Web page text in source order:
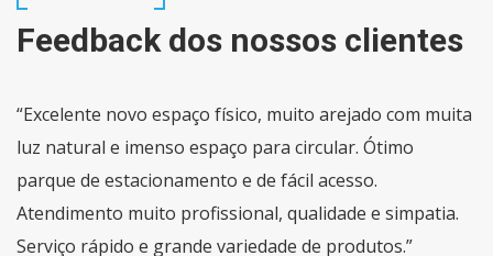
Feedback dos nossos clientes
“Excelente novo espaço físico, muito arejado com muita
luz natural e imenso espaço para circular. Ótimo
parque de estacionamento e de fácil acesso.
Atendimento muito profissional, qualidade e simpatia.
Serviço rápido e grande variedade de produtos.”